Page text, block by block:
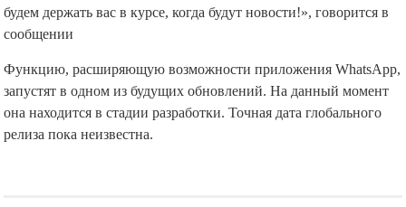
будем держать вас в курсе, когда будут новости!», говорится в
сообщении
Функцию, расширяющую возможности приложения WhatsApp,
запустят в одном из будущих обновлений. На данный момент
она находится в стадии разработки. Точная дата глобального
релиза пока неизвестна.